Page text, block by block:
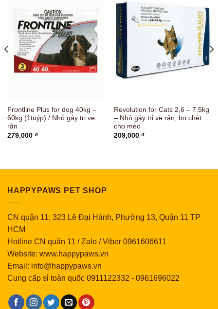
Frontline Plus for dog 40kg –
60kg (1tuýp) / Nhỏ gáy trị ve
rận
279,000 ₫
Revolution for Cats 2,6 – 7.5kg
– Nhỏ gáy trị ve rận, bọ chét
cho mèo
209,000 ₫
HAPPYPAWS PET SHOP
CN quận 11: 323 Lê Đại Hành, Phường 13, Quận 11 TP
HCM
Hotline CN quận 11 / Zalo / Viber 0961606611
Website: www.happypaws.vn
Email: info@happypaws.vn
Cung cấp sỉ toàn quốc 0911122332 - 0961696022